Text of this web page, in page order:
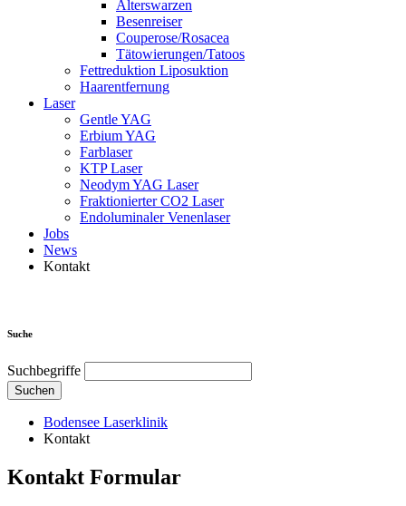
Alterswarzen
Besenreiser
Couperose/Rosacea
Tätowierungen/Tatoos
Fettreduktion Liposuktion
Haarentfernung
Laser
Gentle YAG
Erbium YAG
Farblaser
KTP Laser
Neodym YAG Laser
Fraktionierter CO2 Laser
Endoluminaler Venenlaser
Jobs
News
Kontakt
Suche
Suchbegriffe
Suchen
Bodensee Laserklinik
Kontakt
Kontakt Formular